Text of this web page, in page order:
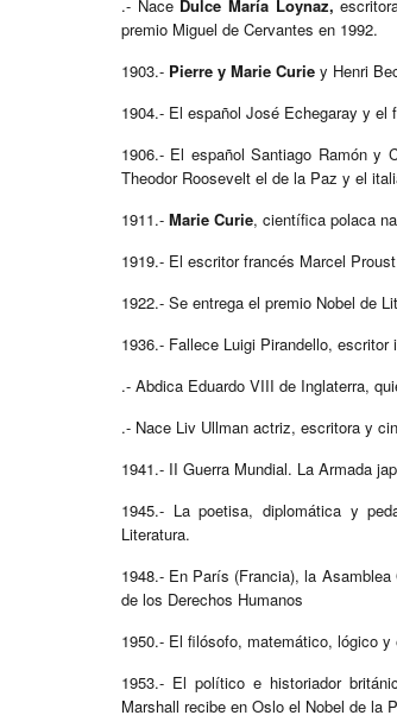
.- Nace Dulce María Loynaz,
premio Miguel de Cervantes en 1992.
1903.- Pierre y Marie Curie y Henri
1904.- El español José Echegaray y el
1906.- El español Santiago Ramón y
Theodor Roosevelt el de la Paz y el
1911.- Marie Curie, científica polaca
1919.- El escritor francés Marcel
1922.- Se entrega el premio Nobel de
1936.- Fallece Luigi Pirandello,
.- Abdica Eduardo VIII de Inglaterra,
.- Nace Liv Ullman actriz, escritora y
1941.- II Guerra Mundial. La Armada
1945.- La poetisa, diplomática y
Literatura.
1948.- En París (Francia), la
de los Derechos Humanos
1950.- El filósofo, matemático, lógico
1953.- El político e historiador
Marshall recibe en Oslo el Nobel de la